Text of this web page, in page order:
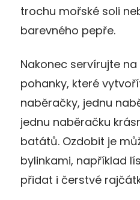
trochu mořské soli
barevného pepře.
Nakonec servírujte
pohanky, které
naběračky, jednu
jednu naběračku
batátů. Ozdobit je
bylinkami, například
přidat i čerstvé